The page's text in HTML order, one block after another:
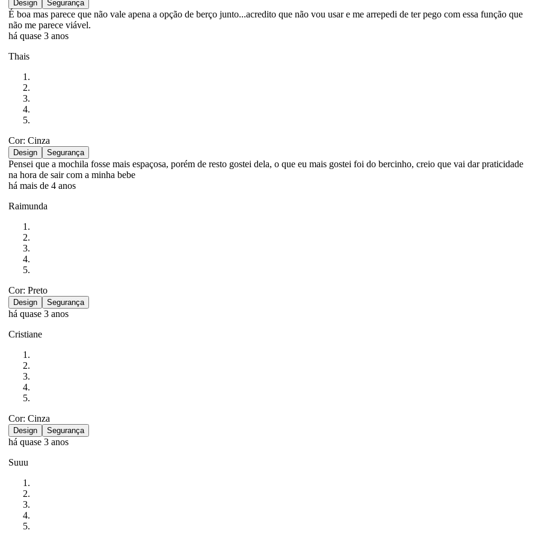
Design Segurança
É boa mas parece que não vale apena a opção de berço junto...acredito que não vou usar e me arrepedi de ter pego com essa função que
não me parece viável.
há quase 3 anos
Thais
Cor: Cinza
Design Segurança
Pensei que a mochila fosse mais espaçosa, porém de resto gostei dela, o que eu mais gostei foi do bercinho, creio que vai dar praticidade
na hora de sair com a minha bebe
há mais de 4 anos
Raimunda
Cor: Preto
Design Segurança
há quase 3 anos
Cristiane
Cor: Cinza
Design Segurança
há quase 3 anos
Suuu